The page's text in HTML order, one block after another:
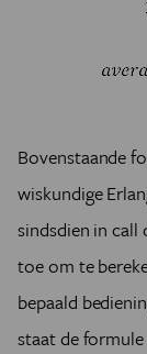
Bovenstaande
wiskundige
sindsdien in call
toe om te
bepaald
staat de